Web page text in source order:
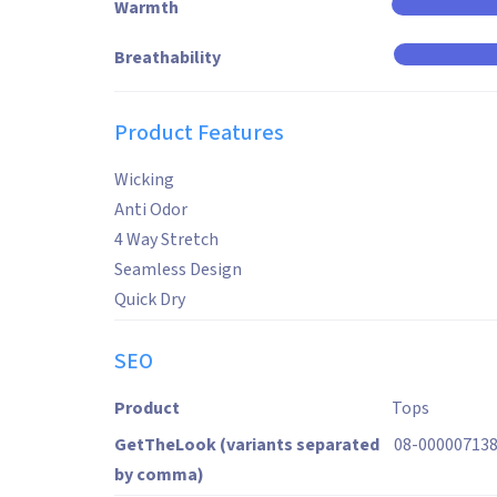
Warmth
Breathability
Product Features
Wicking
Anti Odor
4 Way Stretch
Seamless Design
Quick Dry
SEO
Product
Tops
GetTheLook (variants separated
by comma)
08-